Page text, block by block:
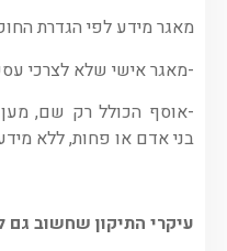
מאגר מידע לפי הגדרת
-מאגר אישי שלא לצרכי
בני אדם או פחות, ללא
עיקרי התיקון שחשוב גם